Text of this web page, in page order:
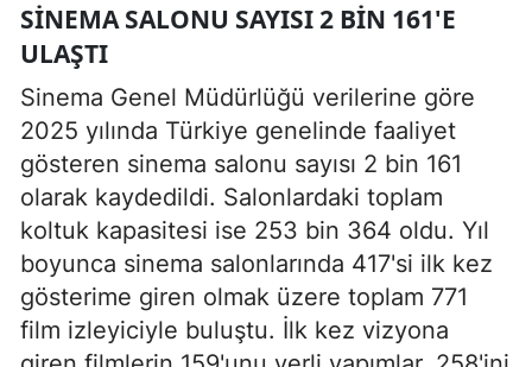
SINEMA SALONU SAYISI 2 BIN 161'E
ULAŞTI
Sinema Genel Müdürlüğü verilerine göre
2025 yılında Türkiye genelinde faaliyet
gösteren sinema salonu sayısı 2 bin 161
olarak kaydedildi. Salonlardaki toplam
koltuk kapasitesi ise 253 bin 364 oldu. Yıl
boyunca sinema salonlarında 417'si ilk kez
gösterime giren olmak üzere toplam 771
film izleyiciyle buluştu. İlk kez vizyona